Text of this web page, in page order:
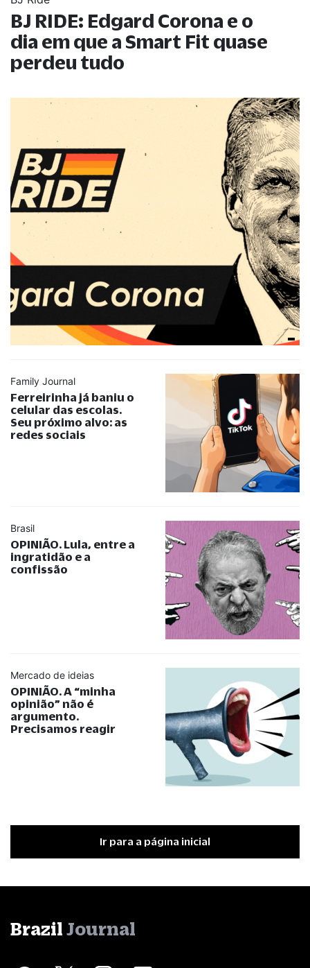
BJ RIDE: Edgard Corona e o
dia em que a Smart Fit quase
perdeu tudo
Family Journal
Ferreirinha já baniu o
celular das escolas.
Seu próximo alvo: as
redes sociais
Brasil
OPINIÃO. Lula, entre a
ingratidão e a
confissão
Mercado de ideias
OPINIÃO. A “minha
opinião” não é
argumento.
Precisamos reagir
Ir para a página inicial
Brazil Journal